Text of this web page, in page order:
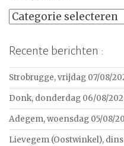
Categorieën
Recente berichten :
Strobrugge, vrijdag 07/08/
Donk, donderdag 06/08/
Adegem, woensdag 05/08/
Lievegem (Oostwinkel),